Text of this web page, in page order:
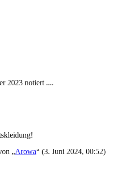
2023 notiert ....
„Arowa“ (3. Juni 2024, 00:52)